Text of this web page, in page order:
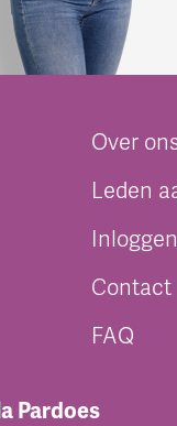
Over
Leden
Inloggen
Contact
FAQ
Pardoes